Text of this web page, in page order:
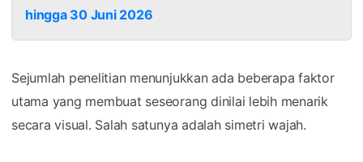
hingga 30 Juni 2026
Sejumlah penelitian menunjukkan ada beberapa faktor
utama yang membuat seseorang dinilai lebih menarik
secara visual. Salah satunya adalah simetri wajah.